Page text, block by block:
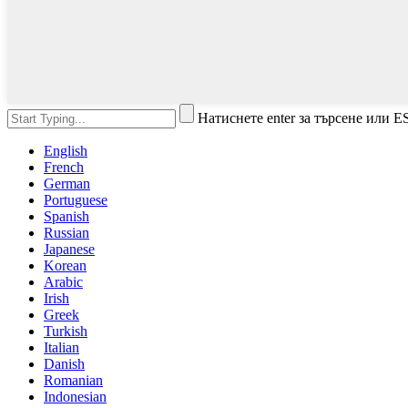
Натиснете enter за търсене или
English
French
German
Portuguese
Spanish
Russian
Japanese
Korean
Arabic
Irish
Greek
Turkish
Italian
Danish
Romanian
Indonesian